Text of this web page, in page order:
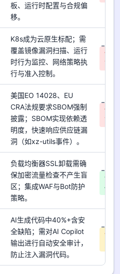
板、运行时配置与合规偏
移。
K8s成为云原生标配；需
覆盖镜像漏洞扫描、运行
时行为监控、网络策略执
行与准入控制。
优先
高
美国EO 14028、EU
CRA法规要求SBOM强制
披露；SBOM实现依赖透
明度，快速响应供应链漏
洞（如xz-utils事件）。
优先
高
负载均衡器SSL卸载需确
保加密流量检查不产生盲
区；集成WAF与Bot防护
策略。
优先
低
AI生成代码中40%+含安
全缺陷；需对AI Copilot
输出进行自动安全审计，
防止注入漏洞代码。
优先